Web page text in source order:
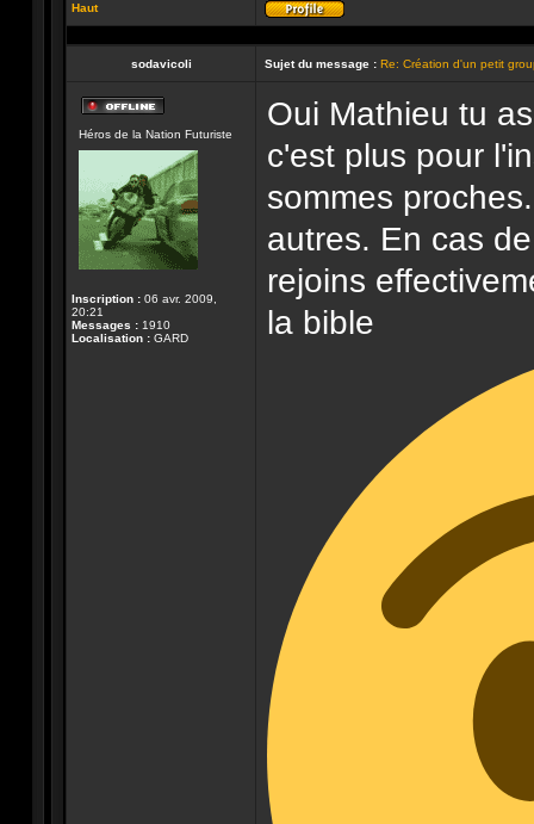
Haut
Profil
sodavicoli Sujet du message : Re: Création d'un petit
ligne
Héros de la Nation Futuriste
Inscription : 06 avr. 2009,
20:21
Messages : 1910
Localisation : GARD
Oui Mathieu tu
c'est plus pour
sommes
autres. En cas
rejoins
la bible